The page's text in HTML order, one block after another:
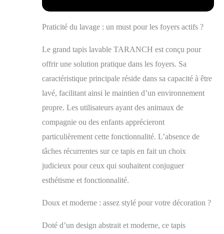
30,6 cm - Noir
confort inégalé sous
machine sans effort :
dites adieu au
fastidieux. Notre
tapis léger et lavable
est conçu pour un
machine, assurant un
processus de
pratique pour une
maison fraîche
d'un revers spécial
en caoutchouc
tapis reste
Praticité du lavage : un must pour les foyers actifs ?
Le grand tapis lavable TARANCH est conçu pour
offrir une solution pratique dans les foyers. Sa
caractéristique principale réside dans sa capacité à être
lavé, facilitant ainsi le maintien d’un environnement
propre. Les utilisateurs ayant des animaux de
compagnie ou des enfants apprécieront
particulièrement cette fonctionnalité. L’absence de
tâches récurrentes sur ce tapis en fait un choix
judicieux pour ceux qui souhaitent conjuguer
esthétisme et fonctionnalité.
Doux et moderne : assez stylé pour votre décoration ?
Doté d’un design abstrait et moderne, ce tapis